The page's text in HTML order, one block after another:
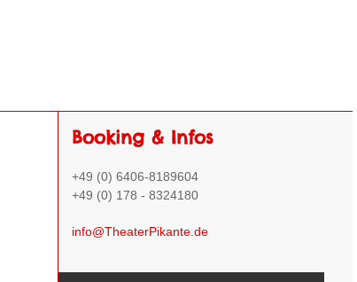
Booking & Infos
+49 (0) 6406-8189604
+49 (0) 178 - 8324180
info@TheaterPikante.de